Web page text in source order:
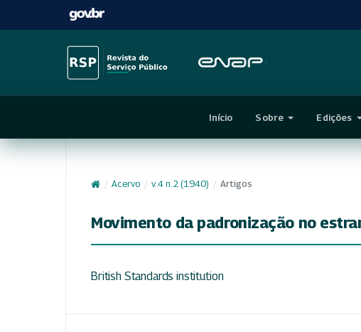
Início Sobre Edições
/ Acervo / v. 4 n. 2 (1940) / Artigos
Movimento da padronização no
British Standards institution